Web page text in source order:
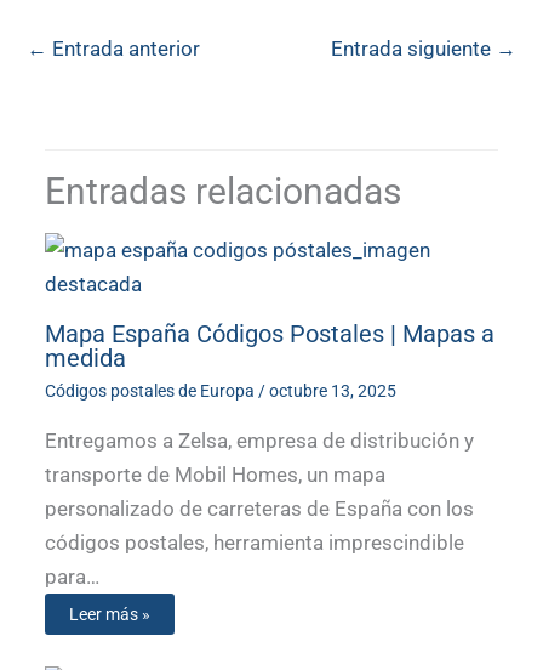
← Entrada anterior Entrada siguiente →
Entradas relacionadas
Mapa España Códigos Postales | Mapas a
medida
Códigos postales de Europa /octubre 13, 2025
Entregamos a Zelsa, empresa de distribución y
transporte de Mobil Homes, un mapa
personalizado de carreteras de España con los
códigos postales, herramienta imprescindible
para…
Leer más »